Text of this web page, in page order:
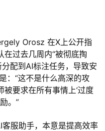
Orosz 在X上公开指
过去几周内“被彻底掏
配到AI标注任务，导致安
：“这不是什么高深的攻
要求在所有事情上‘过度
。”
服助手，本意是提高效率